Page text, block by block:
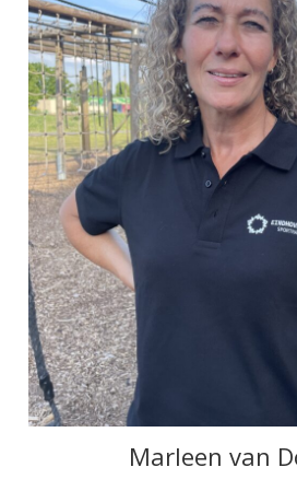
Marleen van